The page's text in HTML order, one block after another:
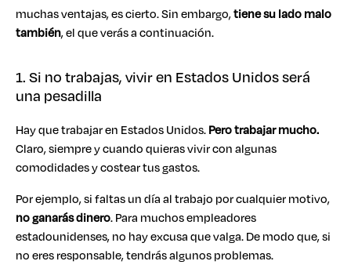
muchas ventajas, es cierto. Sin embargo,tiene su lado malo
también, el que verás a continuación.
1. Si no trabajas, vivir en Estados Unidos será
una pesadilla
Hay que trabajar en Estados Unidos.Pero trabajar mucho.
Claro, siempre y cuando quieras vivir con algunas
comodidades y costear tus gastos.
Por ejemplo, si faltas un día al trabajo por cualquier motivo,
no ganarás dinero. Para muchos empleadores
estadounidenses, no hay excusa que valga. De modo que, si
no eres responsable, tendrás algunos problemas.